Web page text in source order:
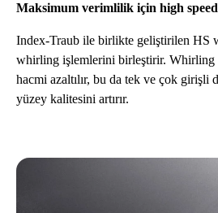
Maksimum verimlilik için high
Index-Traub ile birlikte geliştirilen HS
whirling işlemlerini birleştirir. Whirling
hacmi azaltılır, bu da tek ve çok girişli
yüzey kalitesini artırır.